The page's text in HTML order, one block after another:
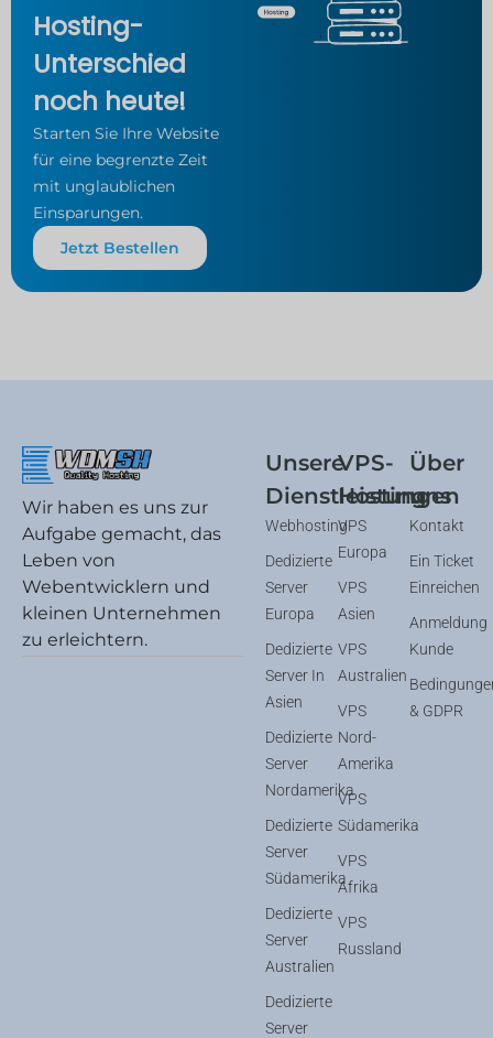
Hosting-
Unterschied
noch heute!
Starten Sie Ihre Website
für eine begrenzte Zeit
mit unglaublichen
Einsparungen.
Jetzt Bestellen
Wir haben es uns zur
Aufgabe gemacht, das
Leben von
Webentwicklern und
kleinen Unternehmen
zu erleichtern.
Unsere
Dienstleistungen
Webhosting
Dedizierte
Server
Europa
Dedizierte
Server In
Asien
Dedizierte
Server
Nordamerika
Dedizierte
Server
Südamerika
Dedizierte
Server
Australien
Dedizierte
Server
VPS-
Hosting
VPS
Europa
VPS
Asien
VPS
Australien
VPS
Nord-
Amerika
VPS
Südamerika
VPS
Afrika
VPS
Russland
Über
uns
Kontakt
Ein Ticket
Einreichen
Anmeldung
Kunde
& GDPR